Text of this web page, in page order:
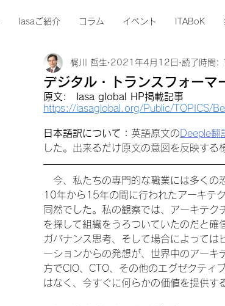
Iasaご紹介 コラム イベント ITABoK
デジタル・トランスフォーマ
梶川 哲生 2021年4月12日 読了時間:
原文:　Iasa global HP掲載記事
https://iasaglobal.org/Public/TOPICS/
日本語訳について： 英語原文の Deeple翻
した。出来るだけ原文の意図を反映する
今、私たちの専門的な職業には多くの
10年から15年の間に行われたアーキテ
同然でした。私の観察では、アーキテ
を探して組織をうろついていたのだと確
ガバナンス思考、そして場合によっては
ーションからの発想が、世界中のアーキ
方でCIO、CTO、その他のエグゼクティ
はなく、今すぐに何らかの価値を提供す